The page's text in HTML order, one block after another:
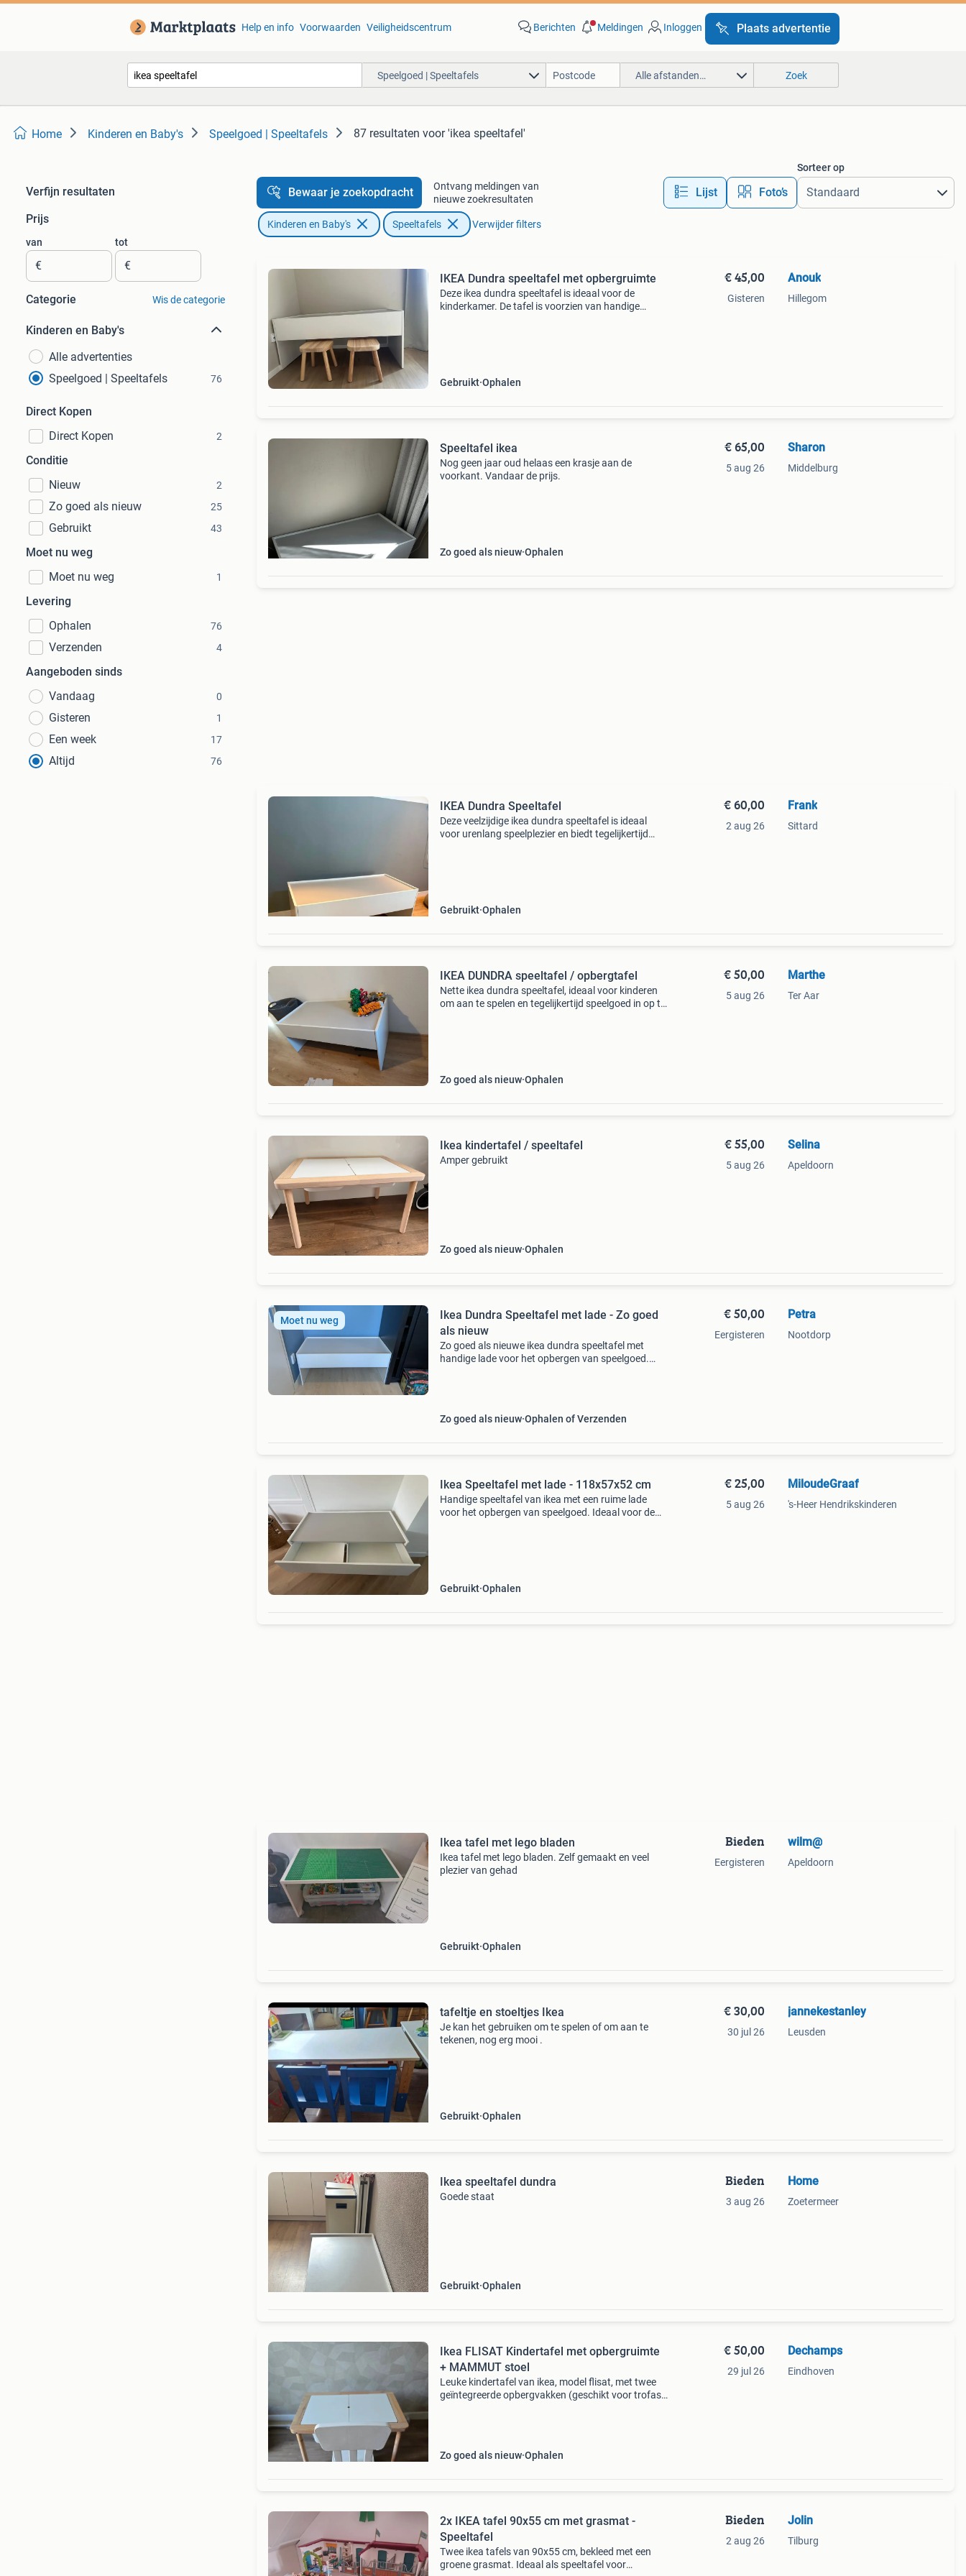
Help en info Voorwaarden Veiligheidscentrum Berichten Meldingen Inloggen Plaats advertentie
Speelgoed | Speeltafels Alle afstanden… Zoek
Home Kinderen en Baby's Speelgoed | Speeltafels 87 resultaten voor 'ikea speeltafel'
Verfijn resultaten
Prijs
van
€
tot
€
Categorie Wis de categorie
Kinderen en Baby's
Alle advertenties
Speelgoed | Speeltafels
76
Direct Kopen
Direct Kopen
2
Conditie
Nieuw
2
Zo goed als nieuw 25
Gebruikt 43
Moet nu weg
Moet nu weg
1
Levering
Ophalen
76
Verzenden 4
Aangeboden sinds
Vandaag
0
Gisteren 1
Een week 17
Altijd 76
Bewaar je zoekopdracht
Ontvang meldingen van
nieuwe zoekresultaten
Lijst Foto’s
Sorteer op
Kinderen en Baby's Speeltafels Verwijder filters
IKEA Dundra speeltafel met opbergruimte
Deze ikea dundra speeltafel is ideaal voor de
kinderkamer. De tafel is voorzien van handige
Gebruikt Ophalen
€ 45,00
Gisteren
Anouk
Hillegom
Speeltafel ikea
Nog geen jaar oud helaas een krasje aan de
voorkant. Vandaar de prijs.
Zo goed als nieuw Ophalen
€ 65,00
5 aug 26
Sharon
Middelburg
IKEA Dundra Speeltafel
Deze veelzijdige ikea dundra speeltafel is ideaal
voor urenlang speelplezier en biedt tegelijkertijd
Gebruikt Ophalen
€ 60,00
2 aug 26
Frank
Sittard
IKEA DUNDRA speeltafel / opbergtafel
Nette ikea dundra speeltafel, ideaal voor kinderen
om aan te spelen en tegelijkertijd speelgoed in op te
Zo goed als nieuw Ophalen
€ 50,00
5 aug 26
Marthe
Ter Aar
Ikea kindertafel / speeltafel
Amper gebruikt
Zo goed als nieuw Ophalen
€ 55,00
5 aug 26
Selina
Apeldoorn
Moet nu weg
Ikea Dundra Speeltafel met lade - Zo goed
als nieuw
Zo goed als nieuwe ikea dundra speeltafel met
handige lade voor het opbergen van speelgoed.
Zo goed als nieuw Ophalen of Verzenden
€ 50,00
Eergisteren
Petra
Nootdorp
Ikea Speeltafel met lade - 118x57x52 cm
Handige speeltafel van ikea met een ruime lade
voor het opbergen van speelgoed. Ideaal voor de
Gebruikt Ophalen
€ 25,00
5 aug 26
MiloudeGraaf
's-Heer Hendrikskinderen
Ikea tafel met lego bladen
Ikea tafel met lego bladen. Zelf gemaakt en veel
plezier van gehad
Gebruikt Ophalen
Bieden
Eergisteren
wilm@
Apeldoorn
tafeltje en stoeltjes Ikea
Je kan het gebruiken om te spelen of om aan te
tekenen, nog erg mooi .
Gebruikt Ophalen
€ 30,00
30 jul 26
jannekestanley
Leusden
Ikea speeltafel dundra
Goede staat
Gebruikt Ophalen
Bieden
3 aug 26
Home
Zoetermeer
Ikea FLISAT Kindertafel met opbergruimte
+ MAMMUT stoel
Leuke kindertafel van ikea, model flisat, met twee
geïntegreerde opbergvakken (geschikt voor trofast
Zo goed als nieuw Ophalen
€ 50,00
29 jul 26
Dechamps
Eindhoven
2x IKEA tafel 90x55 cm met grasmat -
Speeltafel
Twee ikea tafels van 90x55 cm, bekleed met een
groene grasmat. Ideaal als speeltafel voor
Bieden
2 aug 26
Jolin
Tilburg